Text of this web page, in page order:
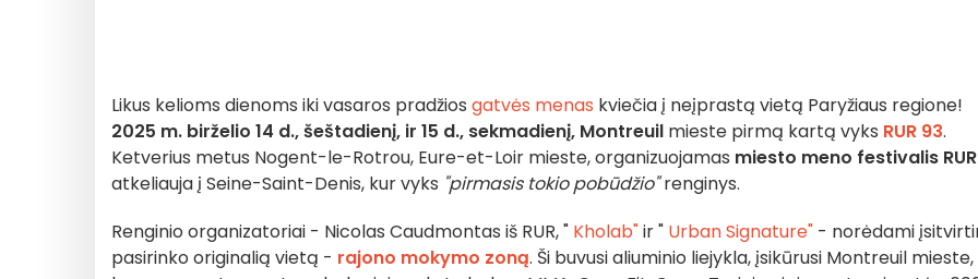
Likus kelioms dienoms iki vasaros pradžios gatvės menas kviečia į neįprastą vietą Paryžiaus regione!
2025 m. birželio 14 d., šeštadienį, ir 15 d., sekmadienį, Montreuil mieste pirmą kartą vyks RUR 93.
Ketverius metus Nogent-le-Rotrou, Eure-et-Loir mieste, organizuojamas miesto meno festivalis
atkeliauja į Seine-Saint-Denis, kur vyks "pirmasis tokio pobūdžio"renginys.
Renginio organizatoriai - Nicolas Caudmontas iš RUR, " Kholab"ir " Urban Signature" - norėdami
pasirinko originalią vietą - rajono mokymo zoną. Ši buvusi aliuminio liejykla, įsikūrusi Montreuil mieste,